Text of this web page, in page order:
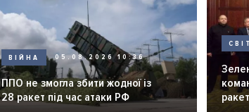
ВІЙНА 05.08.2026 10:36
ППО не змогла збити жодної із
28 ракет під час атаки РФ
СВІТ